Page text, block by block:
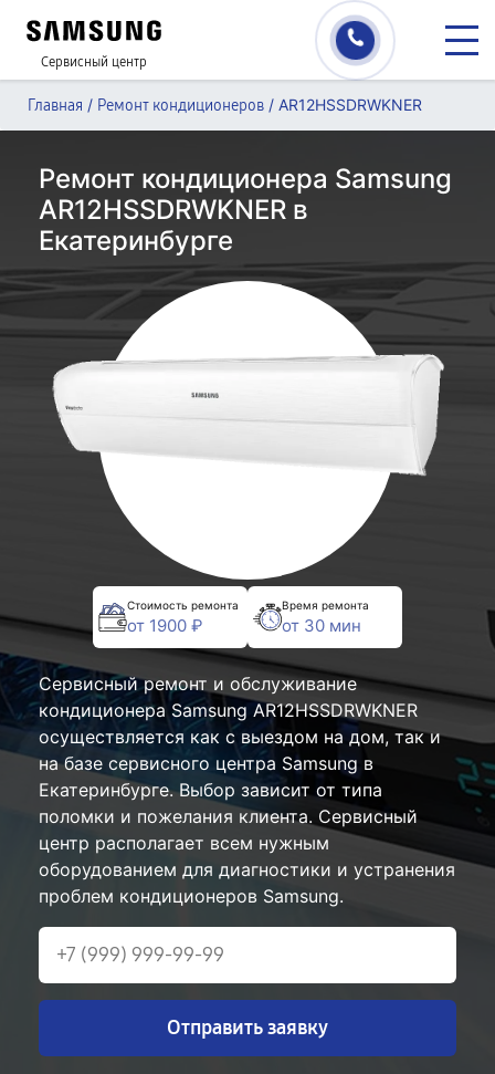
Сервисный центр
Главная / Ремонт кондиционеров / AR12HSSDRWKNER
Ремонт кондиционера Samsung
AR12HSSDRWKNER в
Екатеринбурге
Стоимость ремонта
от 1900 ₽
Время ремонта
от 30 мин
Сервисный ремонт и обслуживание
кондиционера Samsung AR12HSSDRWKNER
осуществляется как с выездом на дом, так и
на базе сервисного центра Samsung в
Екатеринбурге. Выбор зависит от типа
поломки и пожелания клиента. Сервисный
центр располагает всем нужным
оборудованием для диагностики и устранения
проблем кондиционеров Samsung.
Отправить заявку